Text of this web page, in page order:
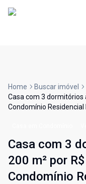
Home
Buscar imóvel
Casa com 3 dormitórios
Condomínio
Casa com 3
200 m² por
Condomínio